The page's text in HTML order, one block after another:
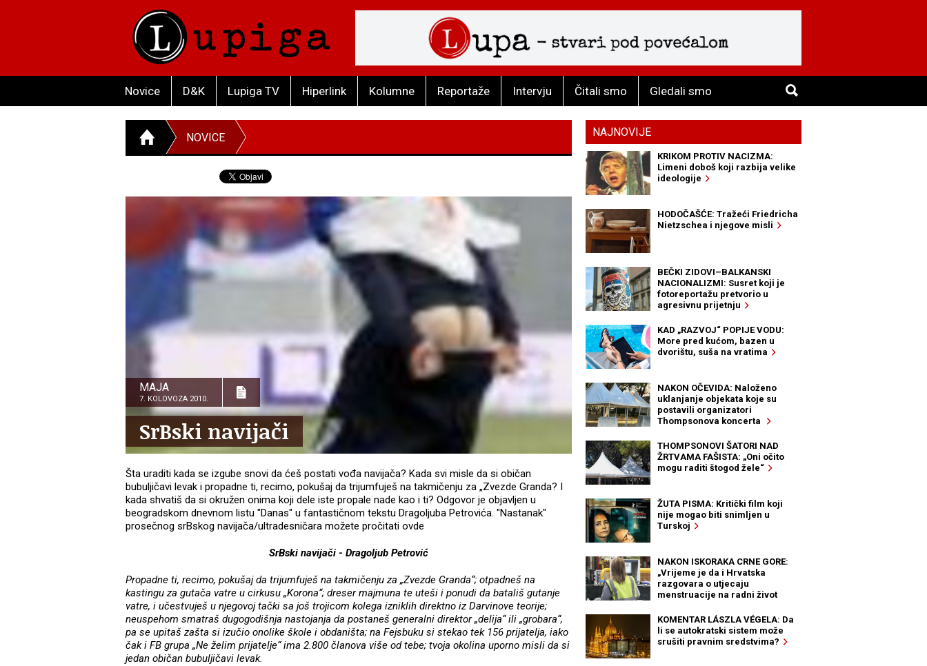
Novice D&K Lupiga TV Hiperlink Kolumne Reportaže Intervju Čitali smo Gledali smo
NOVICE
MAJA
7. KOLOVOZA 2010.
SrBski navijači
Šta uraditi kada se izgube snovi da ćeš postati vođa navijača? Kada svi misle da si običan
bubuljičavi levak i propadne ti, recimo, pokušaj da trijumfuješ na takmičenju za „Zvezde Granda? I
kada shvatiš da si okružen onima koji dele iste propale nade kao i ti? Odgovor je objavljen u
beogradskom dnevnom listu "Danas" u fantastičnom tekstu Dragoljuba Petrovića. "Nastanak"
prosečnog srBskog navijača/ultradesničara možete pročitati ovde
SrBski navijači - Dragoljub Petrović
Propadne ti, recimo, pokušaj da trijumfuješ na takmičenju za „Zvezde Granda“; otpadneš na
kastingu za gutača vatre u cirkusu „Korona“; dreser majmuna te uteši i ponudi da batališ gutanje
vatre, i učestvuješ u njegovoj tački sa još trojicom kolega izniklih direktno iz Darvinove teorije;
neuspehom smatraš dugogodišnja nastojanja da postaneš generalni direktor „delija“ ili „grobara“,
pa se upitaš zašta si izučio onolike škole i obdaništa; na Fejsbuku si stekao tek 156 prijatelja, iako
čak i FB grupa „Ne želim prijatelje“ ima 2.800 članova više od tebe; tvoja okolina uporno misli da si
jedan običan bubuljičavi levak.
NAJNOVIJE
KRIKOM PROTIV NACIZMA:
Limeni doboš koji razbija velike
ideologije
HODOČAŠĆE: Tražeći Friedricha
Nietzschea i njegove misli
BEČKI ZIDOVI–BALKANSKI
NACIONALIZMI: Susret koji je
fotoreportažu pretvorio u
agresivnu prijetnju
KAD „RAZVOJ“ POPIJE VODU:
More pred kućom, bazen u
dvorištu, suša na vratima
NAKON OČEVIDA: Naloženo
uklanjanje objekata koje su
postavili organizatori
Thompsonova koncerta
THOMPSONOVI ŠATORI NAD
ŽRTVAMA FAŠISTA: „Oni očito
mogu raditi štogod žele“
ŽUTA PISMA: Kritički film koji
nije mogao biti snimljen u
Turskoj
NAKON ISKORAKA CRNE GORE:
„Vrijeme je da i Hrvatska
razgovara o utjecaju
menstruacije na radni život
KOMENTAR LÁSZLA VÉGELA: Da
li se autokratski sistem može
srušiti pravnim sredstvima?